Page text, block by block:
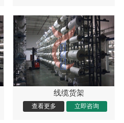
线缆货架